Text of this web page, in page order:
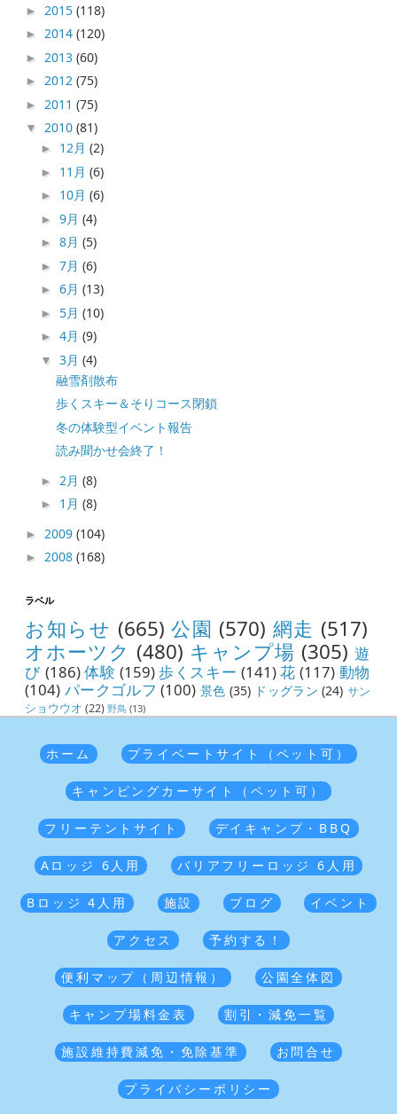
► 2015(118)
► 2014(120)
► 2013(60)
► 2012(75)
► 2011(75)
▼ 2010(81)
► 12月(2)
► 11月(6)
► 10月(6)
►9月(4)
►8月(5)
►7月(6)
►6月(13)
► 5月(10)
►4月(9)
▼3月(4)
融雪剤散布
歩くスキー＆そりコース閉鎖
冬の体験型イベント報告
読み聞かせ会終了！
► 2月(8)
► 1月(8)
► 2009(104)
► 2008(168)
ラベル
お知らせ (665) 公園 (570) 網走 (517)
オホーツク (480) キャンプ場 (305) 遊
び (186)体験 (159)歩くスキー (141)花 (117) 動物
(104) パークゴルフ (100) 景色 (35) ドッグラン (24) サン
ショウウオ (22) 野鳥 (13)
ホーム プライベートサイト（ペット可）
キャンピングカーサイト（ペット可）
フリーテントサイト デイキャンプ・BBQ
Aロッジ 6人用 バリアフリーロッジ 6人用
Bロッジ 4人用 施設 ブログ イベント
アクセス 予約する！
便利マップ（周辺情報） 公園全体図
キャンプ場料金表 割引・減免一覧
施設維持費減免・免除基準 お問合せ
プライバシーポリシー